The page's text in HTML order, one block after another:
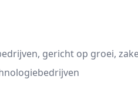
gericht op groei,